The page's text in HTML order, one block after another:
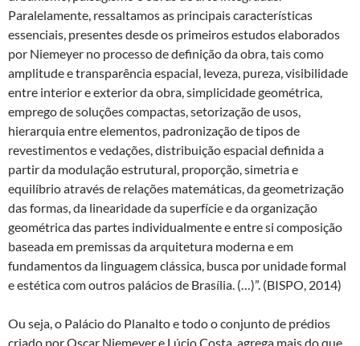
Paralelamente, ressaltamos as principais características
essenciais, presentes desde os primeiros estudos elaborados
por Niemeyer no processo de definição da obra, tais como
amplitude e transparência espacial, leveza, pureza, visibilidade
entre interior e exterior da obra, simplicidade geométrica,
emprego de soluções compactas, setorização de usos,
hierarquia entre elementos, padronização de tipos de
revestimentos e vedações, distribuição espacial definida a
partir da modulação estrutural, proporção, simetria e
equilíbrio através de relações matemáticas, da geometrização
das formas, da linearidade da superfície e da organização
geométrica das partes individualmente e entre si composição
baseada em premissas da arquitetura moderna e em
fundamentos da linguagem clássica, busca por unidade formal
e estética com outros palácios de Brasília. (…)”. (BISPO, 2014)
Ou seja, o Palácio do Planalto e todo o conjunto de prédios
criado por Oscar Niemeyer e Lúcio Costa, agrega mais do que